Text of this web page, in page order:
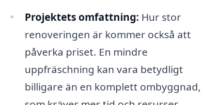
Projektets omfattning: Hur stor
renoveringen är kommer också att
påverka priset. En mindre
uppfräschning kan vara betydligt
billigare än en komplett ombyggnad,